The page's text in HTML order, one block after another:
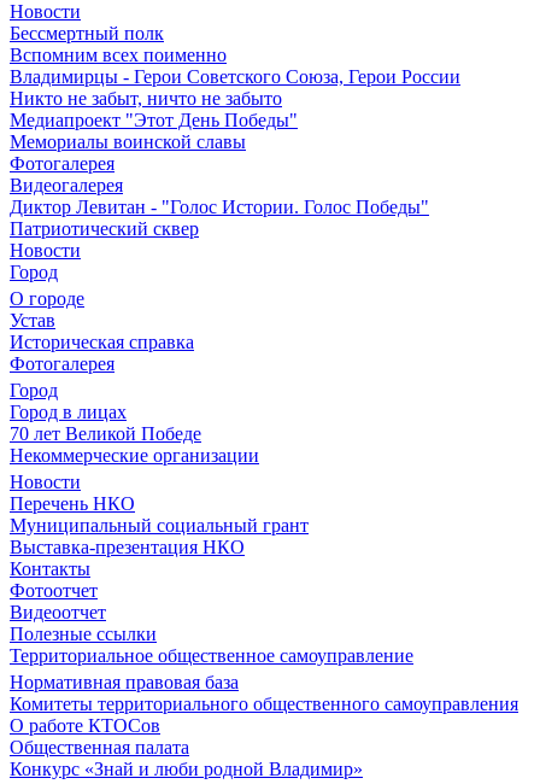
Новости
Бессмертный полк
Вспомним всех поименно
Владимирцы - Герои Советского Союза, Герои России
Никто не забыт, ничто не забыто
Медиапроект "Этот День Победы"
Мемориалы воинской славы
Фотогалерея
Видеогалерея
Диктор Левитан - "Голос Истории. Голос Победы"
Патриотический сквер
Новости
Город
О городе
Устав
Историческая справка
Фотогалерея
Город
Город в лицах
70 лет Великой Победе
Некоммерческие организации
Новости
Перечень НКО
Муниципальный социальный грант
Выставка-презентация НКО
Контакты
Фотоотчет
Видеоотчет
Полезные ссылки
Территориальное общественное самоуправление
Нормативная правовая база
Комитеты территориального общественного самоуправления
О работе КТОСов
Общественная палата
Конкурс «Знай и люби родной Владимир»